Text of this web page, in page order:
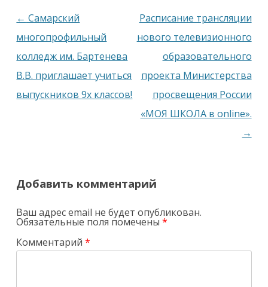
Навигация
по
записям
← Самарский
многопрофильный
колледж им. Бартенева
В.В. приглашает учиться
выпускников 9х классов!
Расписание трансляции
нового телевизионного
образовательного
проекта Министерства
просвещения России
«МОЯ ШКОЛА в online».
→
Добавить комментарий
Ваш адрес email не будет опубликован.
Обязательные поля помечены*
Комментарий*